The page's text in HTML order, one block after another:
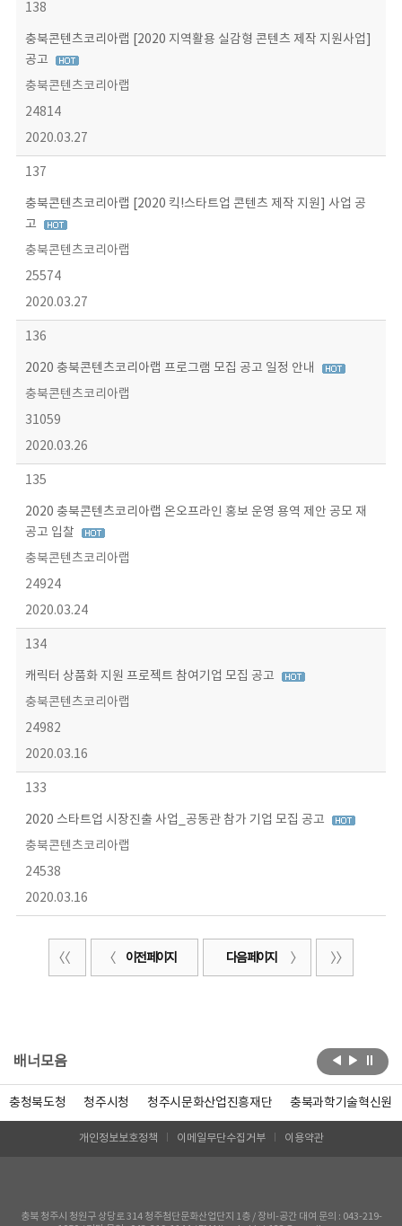
138
충북콘텐츠코리아랩 [2020 지역활용 실감형 콘텐츠 제작 지원사업]
공고
충북콘텐츠코리아랩
24814
2020.03.27
137
충북콘텐츠코리아랩 [2020 킥!스타트업 콘텐츠 제작 지원] 사업 공
고
충북콘텐츠코리아랩
25574
2020.03.27
136
2020 충북콘텐츠코리아랩 프로그램 모집 공고 일정 안내
충북콘텐츠코리아랩
31059
2020.03.26
135
2020 충북콘텐츠코리아랩 온오프라인 홍보 운영 용역 제안 공모 재
공고 입찰
충북콘텐츠코리아랩
24924
2020.03.24
134
캐릭터 상품화 지원 프로젝트 참여기업 모집 공고
충북콘텐츠코리아랩
24982
2020.03.16
133
2020 스타트업 시장진출 사업_공동관 참가 기업 모집 공고
충북콘텐츠코리아랩
24538
2020.03.16
이전 페이지 다음 페이지
배너모음
충청북도청 청주시청 청주시문화산업진흥재단 충북과학기술혁신원
개인정보보호정책 이메일무단수집거부 이용약관
충북 청주시 청원구 상당로 314 청주첨단문화산업단지 1층 / 장비-공간 대여 문의 : 043-219-